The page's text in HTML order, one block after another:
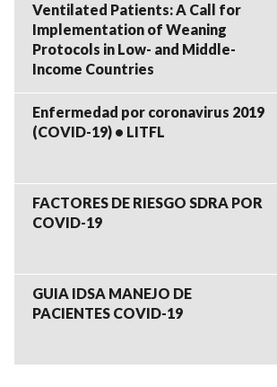
Ventilated Patients: A Call for
Implementation of Weaning
Protocols in Low- and Middle-
Income Countries
Enfermedad por coronavirus 2019
(COVID-19) • LITFL
FACTORES DE RIESGO SDRA POR
COVID-19
GUIA IDSA MANEJO DE
PACIENTES COVID-19